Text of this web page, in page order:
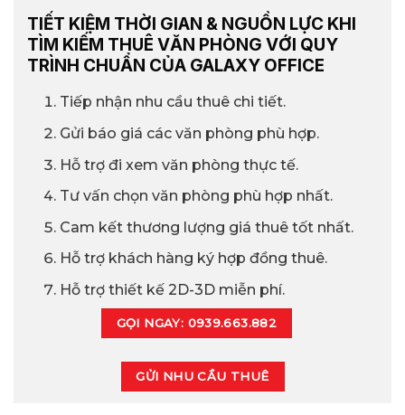
TIẾT KIỆM THỜI GIAN & NGUỒN LỰC KHI
TÌM KIẾM THUÊ VĂN PHÒNG VỚI QUY
TRÌNH CHUẨN CỦA GALAXY OFFICE
Tiếp nhận nhu cầu thuê chi tiết.
Gửi báo giá các văn phòng phù hợp.
Hỗ trợ đi xem văn phòng thực tế.
Tư vấn chọn văn phòng phù hợp nhất.
Cam kết thương lượng giá thuê tốt nhất.
Hỗ trợ khách hàng ký hợp đồng thuê.
Hỗ trợ thiết kế 2D-3D miễn phí.
GỌI NGAY: 0939.663.882
GỬI NHU CẦU THUÊ